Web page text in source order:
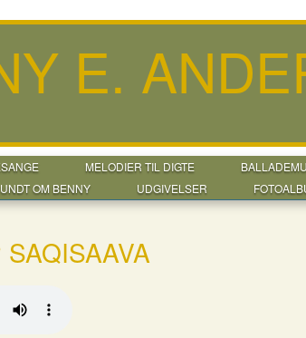
E.
MELODIER TIL DIGTE
OM BENNY UDGIVELSER